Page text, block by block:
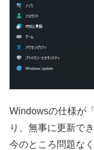
Windowsの仕様が
り、無事に更新でき
今のところ問題な